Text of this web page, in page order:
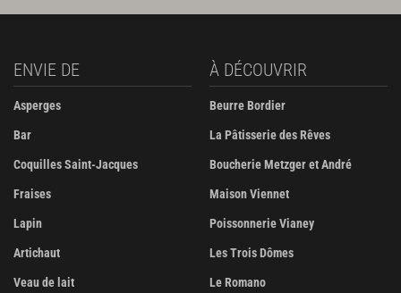
ENVIE DE
Asperges
Bar
Coquilles Saint-Jacques
Fraises
Lapin
Artichaut
Veau de lait
À DÉCOUVRIR
Beurre Bordier
La Pâtisserie des Rêves
Boucherie Metzger et André
Maison Viennet
Poissonnerie Vianey
Les Trois Dômes
Le Romano